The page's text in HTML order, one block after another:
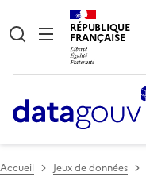
RÉPUBLIQUE
FRANÇAISE
Accueil Jeux de données